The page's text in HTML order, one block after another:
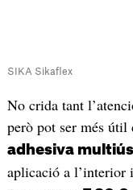
SIKA Sikaflex
No crida tant
però pot ser més útil
adhesiva multiús
aplicació a l’interior